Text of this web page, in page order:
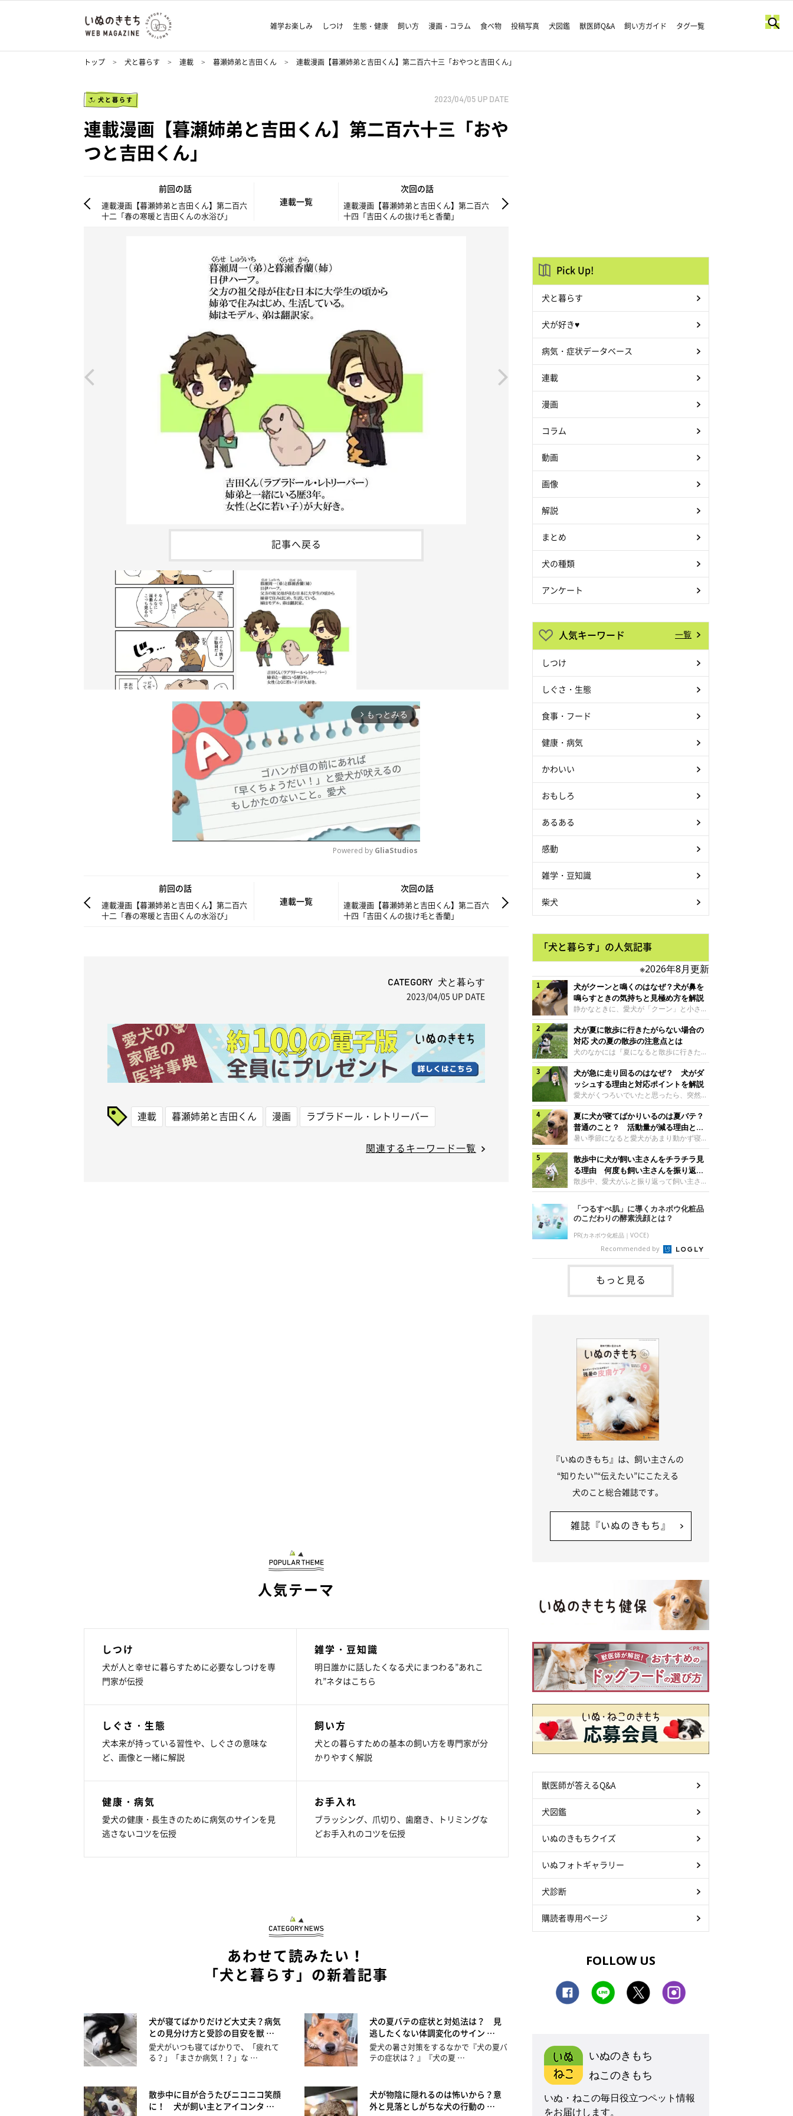
雑学お楽しみ しつけ 生態・健康 飼い方 漫画・コラム 食べ物 投稿写真 犬図鑑 獣医師Q&A 飼い方ガイド タグ一覧
トップ 犬と暮らす 連載 暮瀬姉弟と吉田くん 連載漫画【暮瀬姉弟と吉田くん】第二百六十三「おやつと吉田くん」
犬と暮らす 2023/04/05 UP DATE
連載漫画【暮瀬姉弟と吉田くん】第二百六十三「おや
つと吉田くん」
前回の話
連載漫画【暮瀬姉弟と吉田くん】第二百六
十二「春の寒暖と吉田くんの水浴び」
連載一覧
次回の話
連載漫画【暮瀬姉弟と吉田くん】第二百六
十四「吉田くんの抜け毛と香蘭」
記事へ戻る
arrow_forward_ios もっとみる
u
t
Powered by GliaStudios
前回の話
連載漫画【暮瀬姉弟と吉田くん】第二百六
十二「春の寒暖と吉田くんの水浴び」
連載一覧
次回の話
連載漫画【暮瀬姉弟と吉田くん】第二百六
十四「吉田くんの抜け毛と香蘭」
CATEGORY 犬と暮らす
2023/04/05 UP DATE
連載 暮瀬姉弟と吉田くん 漫画 ラブラドール・レトリーバー
関連するキーワード一覧
人気テーマ
しつけ
犬が人と幸せに暮らすために必要なしつけを専
門家が伝授
雑学・豆知識
明日誰かに話したくなる犬にまつわる”あれこ
れ”ネタはこちら
しぐさ・生態
犬本来が持っている習性や、しぐさの意味な
ど、画像と一緒に解説
飼い方
犬との暮らすための基本の飼い方を専門家が分
かりやすく解説
健康・病気
愛犬の健康・長生きのために病気のサインを見
逃さないコツを伝授
お手入れ
ブラッシング、爪切り、歯磨き、トリミングな
どお手入れのコツを伝授
あわせて読みたい！
「犬と暮らす」の新着記事
犬が寝てばかりだけど大丈夫？病気
との見分け方と受診の目安を獣 …
愛犬がいつも寝てばかりで、「疲れて
る？」「まさか病気！？」な …
犬の夏バテの症状と対処法は？ 見
逃したくない体調変化のサイン …
愛犬の暑さ対策をするなかで『犬の夏バ
テの症状は？ 』『犬の夏 …
散歩中に目が合うたびニコニコ笑顔
に！ 犬が飼い主とアイコンタ …
犬が物陰に隠れるのは怖いから？意
外と見落としがちな犬の行動の …
Pick Up!
犬と暮らす
犬が好き♥
病気・症状データベース
連載
漫画
コラム
動画
画像
解説
まとめ
犬の種類
アンケート
人気キーワード 一覧
しつけ
しぐさ・生態
食事・フード
健康・病気
かわいい
おもしろ
あるある
感動
雑学・豆知識
柴犬
「犬と暮らす」の人気記事
※2026年8月更新
犬がクーンと鳴くのはなぜ？犬が鼻を
鳴らすときの気持ちと見極め方を解説
静かなときに、愛犬が「クーン」と小さく
鳴いたり、鼻を鳴らすような音を出したり
することはありませんか？ 大きく吠える
わけではない分、「不安なの？それとも何
かお願いしているの？」と気になる飼い主
さんもいるかもしれません。今回は、犬が
クーンと鳴く理由や鼻鳴らしの背景、見極
め方と対応のポイントなどについて、いぬ
のきもち獣医師相談室の原 駿太朗先生に
伺いました。クーンと鳴くのはどんな気持
ち？いぬのきもち投稿写真ギャラリー犬が
クーンと小さく鳴くときは、何らかの感情
を伝えようとしている場合があると考えら
れています。大
犬が夏に散歩に行きたがらない場合の
対応 犬の夏の散歩の注意点とは
犬のなかには『夏になると散歩に行きたが
らない、歩かなくなる』『暑い季節は散歩
の気配を察すると涼しい部屋から出ようと
しない』など散歩に行きたがらないコもい
るようです。愛犬の運動をさせてあげたい
のに、散歩に行きたがらない。このような
場合はどう対応すればよいのでしょうか？
「愛犬が夏に散歩に行きたがらない場合の
対応」について、いぬのきもち獣医師相談
室の白山さとこ先生に聞きました。Q.夏に
犬の散歩に行くときの注意点は？ いぬの
きもち投稿写真ギャラリーーー夏に愛犬と
散歩に行くときは、どのようなことに注意
をするとよい
犬が急に走り回るのはなぜ？ 犬がダ
ッシュする理由と対応ポイントを解説
愛犬がくつろいでいたと思ったら、突然部
屋の中を走り回り始める――そんな様子に
驚いたことはありませんか？ 急な動きに
「何が起きているの？」と戸惑う飼い主さ
んも多いでしょう。落ち着いていたはずな
のに、急にスイッチが入ったように見える
と不安になることもあります。今回は、犬
が急に走り回る理由や見極め方などについ
て、いぬのきもち獣医師相談室の岡本りさ
先生に伺いました。犬が急に走り回るのは
ラリー犬が突然走り回る行動は、必ずしも
珍しいものではないと考えられています。
体にたまったエ
夏に犬が寝てばかりいるのは夏バテ？
普通のこと？ 活動量が減る理由と対
策とは
暑い季節になると愛犬があまり動かず寝て
ばかりだと感じる飼い主さんはいません
か？その様子に、愛犬が夏バテで疲れてい
るのか、元気がないのかなど不安に感じる
方もいるのではないかと思います。 で
は、犬が寝てばかりいるときに対処が必要
かを見極める方法はあるのでしょうか？
「犬の活動量が夏に減る理由と対策」につ
いて、いぬのきもち獣医師相談室の山口み
き先生に話を聞きました。Q. 夏に犬の活
動量が減る理由は？ いぬのきもち投稿写
真ギャラリーーー夏に愛犬の活動量が減る
と感じる飼い主さんもいるようです。理由
としてどのようなこ
散歩中に犬が飼い主さんをチラチラ見
る理由 何度も飼い主さんを振り返る
のはなぜ？
散歩中、愛犬がふと振り返って飼い主さん
の様子を確認する…そんな場面に心当たり
はありませんか？ 何度もチラチラ見られ
ると、「何か気になることがあるの？」
「ちゃんと歩けているかな」と不安になる
ことがあるかもしれません。愛犬が歩きな
がら飼い主さんを振り返るしぐさには、ど
んな気持ちが隠れているのでしょうか。今
回は、犬が散歩中に飼い主さんを確認する
理由や注意すべきサインの見極めかた、対
応のポイントなどについて、いぬのきもち
獣医師相談室の原 駿太朗先生に伺いまし
「つるすべ肌」に導くカネボウ化粧品
のこだわりの酵素洗顔とは？
PR(カネボウ化粧品｜VOCE)
Recommended by
もっと見る
『いぬのきもち』は、飼い主さんの
“知りたい”“伝えたい”にこたえる
犬のこと総合雑誌です。
雑誌『いぬのきもち』
獣医師が答えるQ&A
犬図鑑
いぬのきもちクイズ
いぬフォトギャラリー
犬診断
購読者専用ページ
FOLLOW US
いぬのきもち
ねこのきもち
いぬ・ねこの毎日役立つペット情報
をお届けします。